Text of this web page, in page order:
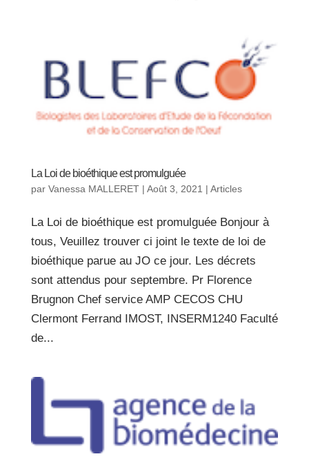
La Loi de bioéthique est promulguée
par Vanessa MALLERET| Août 3, 2021 | Articles
La Loi de bioéthique est promulguée Bonjour à
tous, Veuillez trouver ci joint le texte de loi de
bioéthique parue au JO ce jour. Les décrets
sont attendus pour septembre. Pr Florence
Brugnon Chef service AMP CECOS CHU
Clermont Ferrand IMOST, INSERM1240 Faculté
de...